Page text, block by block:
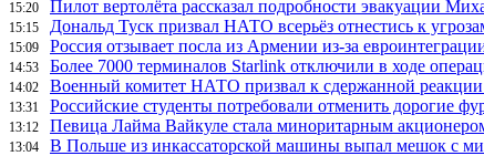
15:20 Пилот вертолёта рассказал подробности эвакуации
15:15 Дональд Туск призвал НАТО всерьёз отнестись к
15:09 Россия отзывает посла из Армении из-за
14:53 Более 7000 терминалов Starlink отключили в ходе
14:02 Военный комитет НАТО призвал к сдержанной
13:31 Российские студенты потребовали отменить дорогие
13:12 Певица Лайма Вайкуле стала миноритарным
13:04 В Польше из инкассаторской машины выпал мешок с